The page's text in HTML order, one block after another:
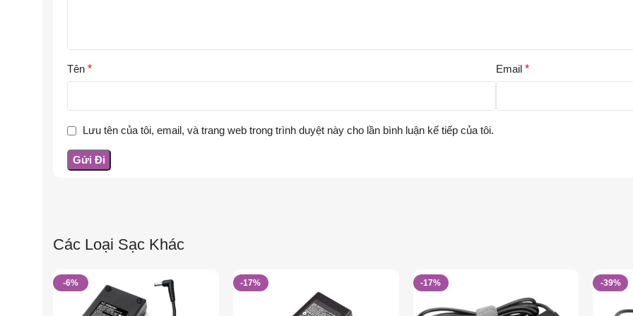
Tên * Email *
Lưu tên của tôi, email, và trang web trong trình duyệt này cho lần bình luận kế tiếp của tôi.
Các Loại Sạc Khác
-6% -17% -17% -39%